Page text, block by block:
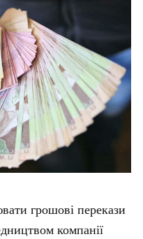
грошові перекази
компанії